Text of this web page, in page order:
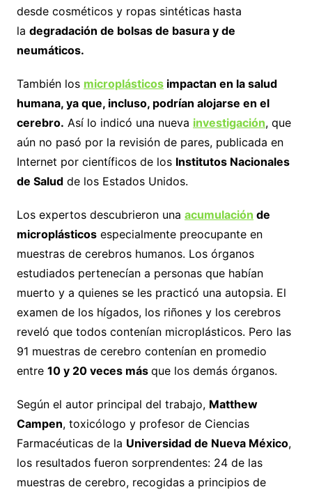
desde cosméticos y ropas sintéticas hasta
la degradación de bolsas de basura y de
neumáticos.
También los microplásticosimpactan en la salud
humana, ya que, incluso, podrían alojarse en el
cerebro. Así lo indicó una nueva investigación, que
aún no pasó por la revisión de pares, publicada en
Internet por científicos de los Institutos Nacionales
de Saludde los Estados Unidos.
Los expertos descubrieron una acumulación de
microplásticosespecialmente preocupante en
muestras de cerebros humanos. Los órganos
estudiados pertenecían a personas que habían
muerto y a quienes se les practicó una autopsia. El
examen de los hígados, los riñones y los cerebros
reveló que todos contenían microplásticos. Pero las
91 muestras de cerebro contenían en promedio
entre 10 y 20 veces más que los demás órganos.
Según el autor principal del trabajo, Matthew
Campen, toxicólogo y profesor de Ciencias
Farmacéuticas de la Universidad de Nueva México,
los resultados fueron sorprendentes: 24 de las
muestras de cerebro, recogidas a principios de